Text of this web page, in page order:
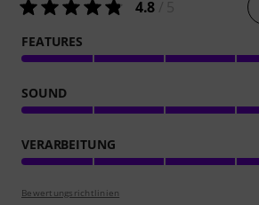
4.8
FEATURES
SOUND
VERARBEITUNG
Bewertungsrichtlinien